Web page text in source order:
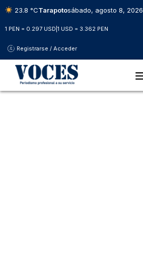
23.8 °CTarapotosábado, agosto 8, 2026
1 PEN = 0.297 USD 1 USD = 3.362 PEN
Registrarse / Acceder